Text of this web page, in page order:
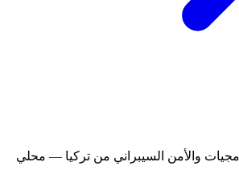
والأمن السيبراني من تركيا — محلي